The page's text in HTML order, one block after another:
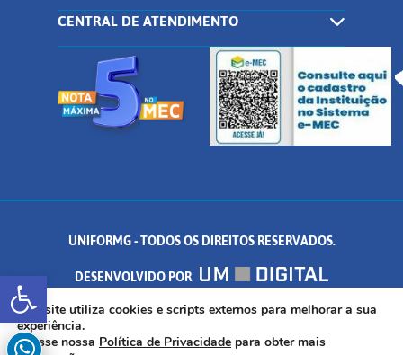
Abrir a barra de ferramentas
CENTRAL DE ATENDIMENTO
UNIFORMG - TODOS OS DIREITOS RESERVADOS.
DESENVOLVIDO POR
AV. DR. ARNALDO DE SENNA, 328 - PALMEIRAS, FORMIGA/MG - CEP:
35.574.530
Este site utiliza cookies e scripts externos para melhorar a sua
experiência.
Acesse nossa Política de Privacidade para obter mais